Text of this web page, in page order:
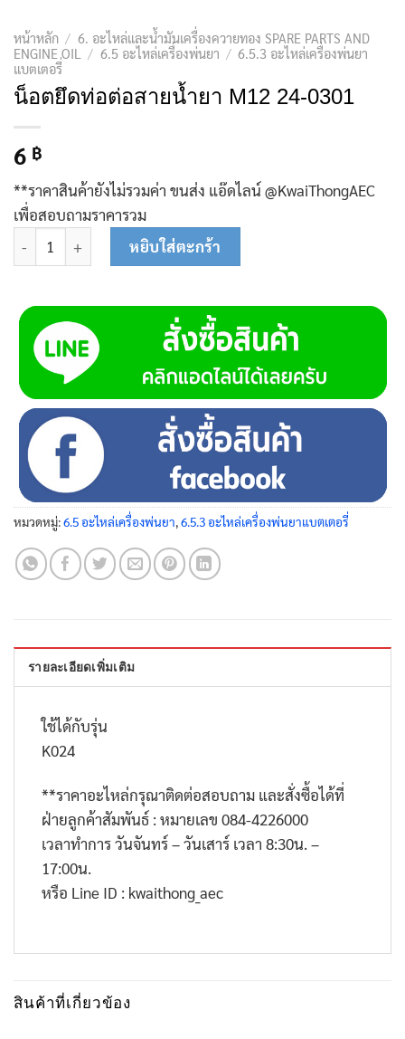
หน้าหลัก / 6. อะไหล่และน้ำมันเครื่องควายทอง SPARE PARTS AND
ENGINE OIL
/ 6.5 อะไหล่เครื่องพ่นยา / 6.5.3 อะไหล่เครื่องพ่นยา
แบตเตอรี่
น็อตยึดท่อต่อสายน้ำยา M12 24-0301
6 ฿
**ราคาสินค้ายังไม่รวมค่า ขนส่ง แอ๊ดไลน์ @KwaiThongAEC
เพื่อสอบถามราคารวม
จำนวน น็อตยึดท่อต่อสายน้ำยา M12 24-0301 ชิ้น
หยิบใส่ตะกร้า
หมวดหมู่:6.5 อะไหล่เครื่องพ่นยา 6.5.3 อะไหล่เครื่องพ่นยาแบตเตอรี่
รายละเอียดเพิ่มเติม
ใช้ได้กับรุ่น
K024
**ราคาอะไหล่กรุณาติดต่อสอบถาม และสั่งซื้อได้ที่
ฝ่ายลูกค้าสัมพันธ์ : หมายเลข 084-4226000
เวลาทำการ วันจันทร์ – วันเสาร์ เวลา 8:30น. –
17:00น.
หรือ Line ID : kwaithong_aec
สินค้าที่เกี่ยวข้อง